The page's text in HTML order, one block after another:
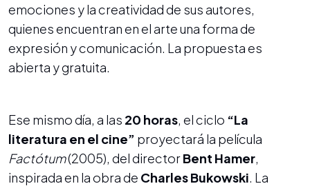
emociones y la creatividad de sus autores,
quienes encuentran en el arte una forma de
expresión y comunicación. La propuesta es
abierta y gratuita.
Ese mismo día, a las 20 horas , el ciclo “La
literatura en el cine” proyectará la película
Factótum(2005), del directorBent Hamer
inspirada en la obra de Charles Bukowski . La